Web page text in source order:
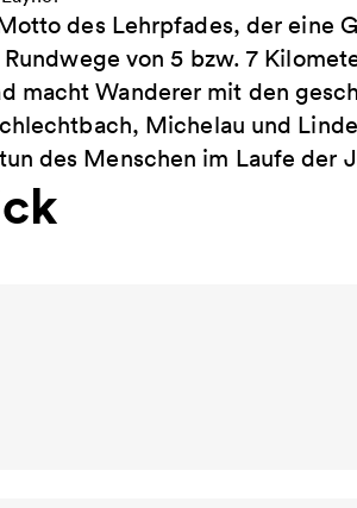
des Lehrpfades, der eine
von 5 bzw. 7
macht Wanderer mit den
Michelau und
des Menschen im Laufe der